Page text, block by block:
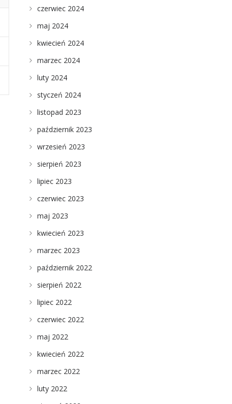
czerwiec 2024
maj 2024
kwiecień 2024
marzec 2024
luty 2024
styczeń 2024
listopad 2023
październik 2023
wrzesień 2023
sierpień 2023
lipiec 2023
czerwiec 2023
maj 2023
kwiecień 2023
marzec 2023
październik 2022
sierpień 2022
lipiec 2022
czerwiec 2022
maj 2022
kwiecień 2022
marzec 2022
luty 2022